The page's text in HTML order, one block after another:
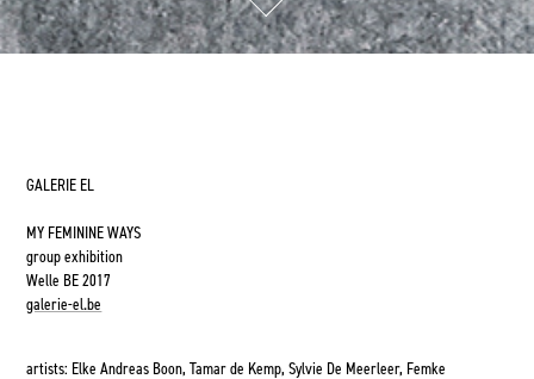
GALERIE EL
MY FEMININE WAYS
group exhibition
Welle BE 2017
galerie-el.be
artists: Elke Andreas Boon, Tamar de Kemp, Sylvie De Meerleer, Femke